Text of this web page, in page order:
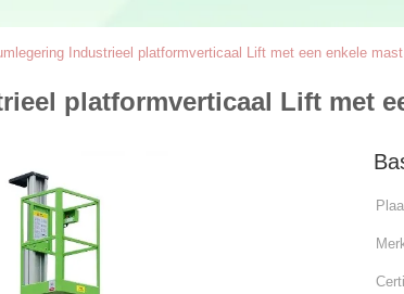
Industrieel platformverticaal Lift met een enkele
platformverticaal Lift met